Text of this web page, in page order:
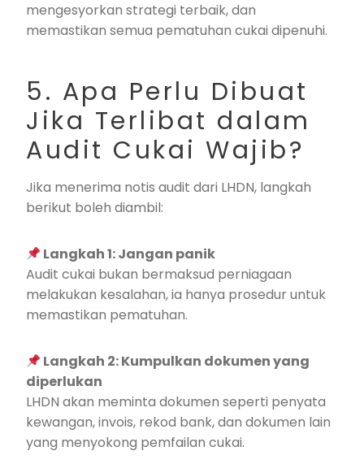
mengesyorkan strategi terbaik, dan
memastikan semua pematuhan cukai dipenuhi.
5. Apa Perlu Dibuat
Jika Terlibat dalam
Audit Cukai Wajib?
Jika menerima notis audit dari LHDN, langkah
berikut boleh diambil:
Langkah 1: Jangan panik
Audit cukai bukan bermaksud perniagaan
melakukan kesalahan, ia hanya prosedur untuk
memastikan pematuhan.
Langkah 2: Kumpulkan dokumen yang
diperlukan
LHDN akan meminta dokumen seperti penyata
kewangan, invois, rekod bank, dan dokumen lain
yang menyokong pemfailan cukai.